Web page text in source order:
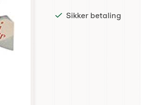
Sikker betaling